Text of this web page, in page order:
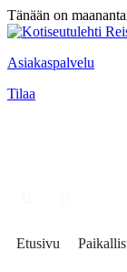
Tänään on
Asiakaspalvelu
Tilaa
Etusivu